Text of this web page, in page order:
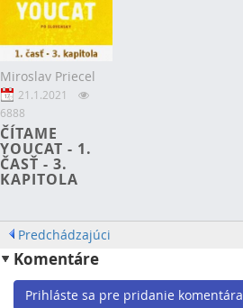
Miroslav Priecel
21.1.2021
6888
ČÍTAME
YOUCAT - 1.
ČASŤ - 3.
KAPITOLA
Predchádzajúci
Komentáre
Prihláste sa pre pridanie komentára